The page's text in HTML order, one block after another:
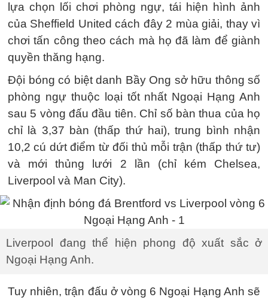
lựa chọn lối chơi phòng ngự, tái hiện hình ảnh
của Sheffield United cách đây 2 mùa giải, thay vì
chơi tấn công theo cách mà họ đã làm để giành
quyền thăng hạng.
Đội bóng có biệt danh Bầy Ong sở hữu thông số
phòng ngự thuộc loại tốt nhất Ngoại Hạng Anh
sau 5 vòng đấu đầu tiên. Chỉ số bàn thua của họ
chỉ là 3,37 bàn (thấp thứ hai), trung bình nhận
10,2 cú dứt điểm từ đối thủ mỗi trận (thấp thứ tư)
và mới thủng lưới 2 lần (chỉ kém Chelsea,
Liverpool và Man City).
Liverpool đang thể hiện phong độ xuất sắc ở
Ngoại Hạng Anh.
Tuy nhiên, trận đấu ở vòng 6 Ngoại Hạng Anh sẽ